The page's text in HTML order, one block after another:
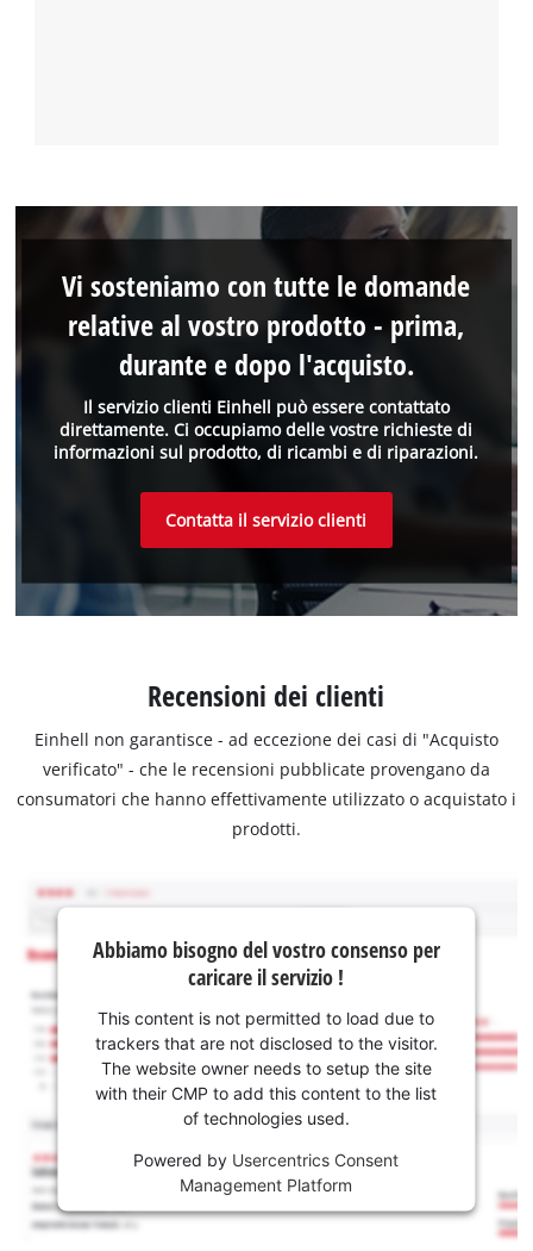
Il servizio clienti Einhell può essere contattato
direttamente. Ci occupiamo delle vostre richieste di
informazioni sul prodotto, di ricambi e di riparazioni.
Vi sosteniamo con tutte le domande
relative al vostro prodotto - prima,
durante e dopo l'acquisto.
Contatta il servizio clienti
Recensioni dei clienti
Einhell non garantisce - ad eccezione dei casi di "Acquisto
verificato" - che le recensioni pubblicate provengano da
consumatori che hanno effettivamente utilizzato o acquistato i
prodotti.
Abbiamo bisogno del vostro consenso per
caricare il servizio !
This content is not permitted to load due to
trackers that are not disclosed to the visitor.
The website owner needs to setup the site
with their CMP to add this content to the list
of technologies used.
Powered by Usercentrics Consent
Management Platform